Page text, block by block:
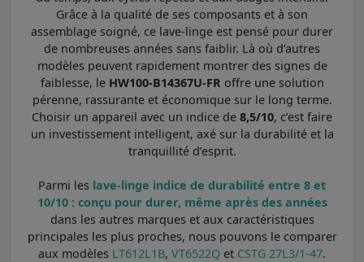
Grâce à la qualité de ses composants et à son
assemblage soigné, ce lave-linge est pensé pour durer
de nombreuses années sans faiblir. Là où d’autres
modèles peuvent rapidement montrer des signes de
faiblesse, le HW100-B14367U-FR offre une solution
pérenne, rassurante et économique sur le long terme.
Choisir un appareil avec un indice de 8,5/10, c’est faire
un investissement intelligent, axé sur la durabilité et la
tranquillité d’esprit.
Parmi les lave-linge indice de durabilité entre 8 et
10/10 : conçu pour durer, même après des années
dans les autres marques et aux caractéristiques
principales les plus proches, nous pouvons le comparer
aux modèles LT612L1B, VT6522Q et CSTG 27L3/1-47.